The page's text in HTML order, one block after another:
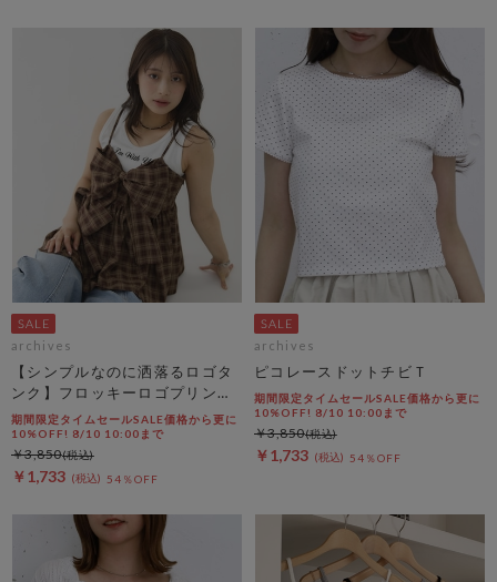
archives
【シンプルなのに洒落るロゴタ
ンク】フロッキーロゴプリント
タンク
期間限定タイムセールSALE価格から更に
10%OFF! 8/10 10:00まで
￥1,733 54％OFF
￥3,850
archives
ピコレースドットチビＴ
期間限定タイムセールSALE価格から更に
10%OFF! 8/10 10:00まで
￥1,733 54％OFF
￥3,850